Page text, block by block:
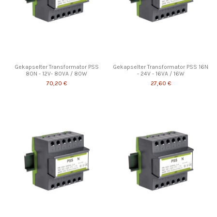
Gekapselter Transformator PSS
80N - 12V- 80VA / 80W
70,20 €
Gekapselter Transformator PSS 16N
- 24V - 16VA / 16W
27,60 €